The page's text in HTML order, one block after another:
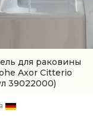
для раковины
Axor Citterio
39022000)